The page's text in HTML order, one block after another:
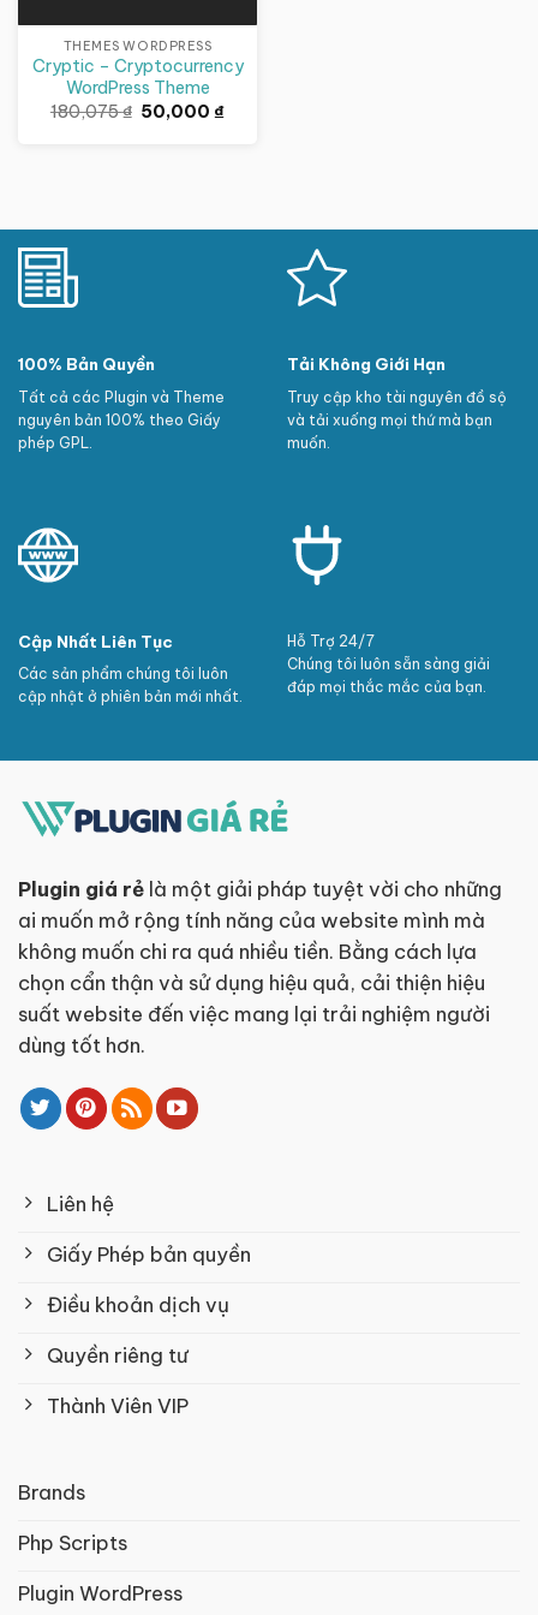
THEMES WORDPRESS
Cryptic – Cryptocurrency
WordPress Theme
180,075₫ Giá
gốc
50,000₫Giá
100% Bản Quyền
Tất cả các Plugin và Theme
nguyên bản 100% theo Giấy
phép GPL.
Tải Không Giới Hạn
Truy cập kho tài nguyên đồ sộ
và tải xuống mọi thứ mà bạn
muốn.
Cập Nhất Liên Tục
Các sản phẩm chúng tôi luôn
cập nhật ở phiên bản mới nhất.
Hỗ Trợ 24/7
Chúng tôi luôn sẵn sàng giải
đáp mọi thắc mắc của bạn.
Plugin giá rẻ là một giải pháp tuyệt vời cho những
ai muốn mở rộng tính năng của website mình mà
không muốn chi ra quá nhiều tiền. Bằng cách lựa
chọn cẩn thận và sử dụng hiệu quả, cải thiện hiệu
suất website đến việc mang lại trải nghiệm người
dùng tốt hơn.
Liên hệ
Giấy Phép bản quyền
Điều khoản dịch vụ
Quyền riêng tư
Thành Viên VIP
Brands
Php Scripts
Plugin WordPress